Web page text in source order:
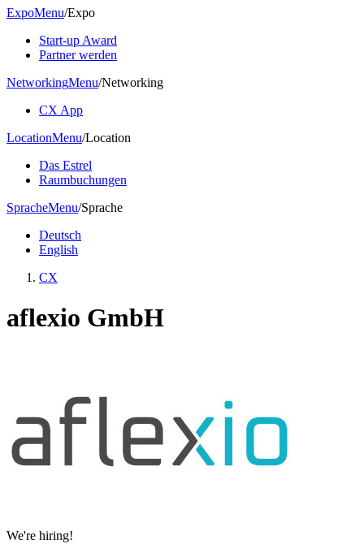
ExpoMenu/Expo
Start-up Award
Partner werden
NetworkingMenu/Networking
CX App
LocationMenu/Location
Das Estrel
Raumbuchungen
SpracheMenu/Sprache
Deutsch
English
CX
aflexio GmbH
We're hiring!